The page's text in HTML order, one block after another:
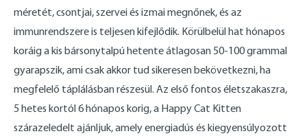
méretét, csontjai, szervei és izmai megnőnek, és az
immunrendszere is teljesen kifejlődik. Körülbelül hat hónapos
koráig a kis bársonytalpú hetente átlagosan 50-100 grammal
gyarapszik, ami csak akkor tud sikeresen bekövetkezni, ha
megfelelő táplálásban részesül. Az első fontos életszakaszra,
5 hetes kortól 6 hónapos korig, a Happy Cat Kitten
szárazeledelt ajánljuk, amely energiadús és kiegyensúlyozott